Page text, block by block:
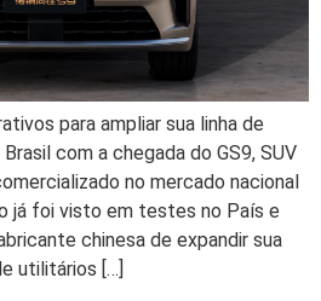
para ampliar sua linha de
com a chegada do GS9, SUV
no mercado nacional
já foi visto em testes no País e
chinesa de expandir sua
utilitários […]